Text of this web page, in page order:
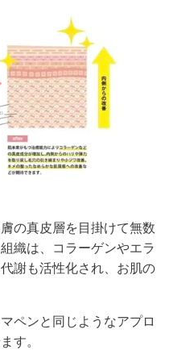
の真皮層を目掛けて無数
織は、コラーゲンやエラ
謝も活性化され、お肌の
ペンと同じようなアプロ
す。